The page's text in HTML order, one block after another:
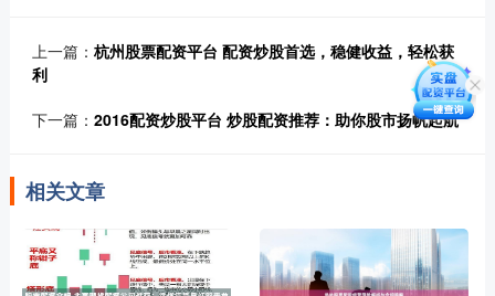
上一篇： 杭州股票配资平台 配资炒股首选，稳健收益，轻松获
利
下一篇： 2016配资炒股平台 炒股配资推荐：助你股市扬帆起航
相关文章